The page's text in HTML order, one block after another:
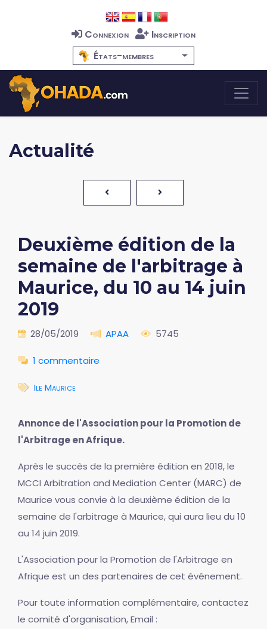
Connexion
Inscription
États-membres
Actualité
Deuxième édition de la
semaine de l'arbitrage à
Maurice, du 10 au 14 juin
2019
28/05/2019 APAA 5745
1 commentaire
Ile Maurice
Annonce de l'Association pour la Promotion de
l'Arbitrage en Afrique.
Après le succès de la première édition en 2018, le
MCCI Arbitration and Mediation Center (MARC) de
Maurice vous convie à la deuxième édition de la
semaine de l'arbitrage à Maurice, qui aura lieu du 10
au 14 juin 2019.
L'Association pour la Promotion de l'Arbitrage en
Afrique est un des partenaires de cet événement.
Pour toute information complémentaire, contactez
le comité d'organisation, Email :